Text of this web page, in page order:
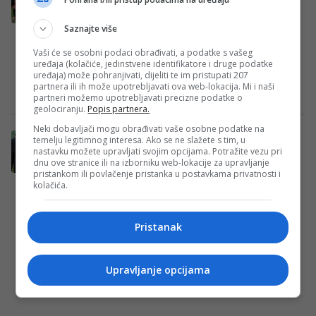
Hercegovina – Italija (link)
Fudbalska reprezentacija Bosne i
za odlazak na Svjetsko prvenstvo ovog
ljeta. Protivnik Zmajevima…
Redakcija Sop 28/03/2026
Gledajte uživo utakmicu Kipar – Bosna i
Hercegovina (LINK)
Fudbalska reprezentacija Bosne i
Kipra u meču kvalifikacija za Svjetsko
prvenstvo, koji bi mogao imati…
Redakcija Sop·09/10/2025
Saznajte više
Vaši će se osobni podaci obrađivati, a podatke s vašeg
uređaja (kolačiće, jedinstvene identifikatore i druge podatke
uređaja) može pohranjivati, dijeliti te im pristupati 207
partnera ili ih može upotrebljavati ova web-lokacija. Mi i naši
partneri možemo upotrebljavati precizne podatke o
geolociranju. Popis partnera.
Neki dobavljači mogu obrađivati vaše osobne podatke na
temelju legitimnog interesa. Ako se ne slažete s tim, u
nastavku možete upravljati svojim opcijama. Potražite vezu pri
dnu ove stranice ili na izborniku web-lokacije za upravljanje
pristankom ili povlačenje pristanka u postavkama privatnosti i
kolačića.
Pristanak
Upravljanje opcijama